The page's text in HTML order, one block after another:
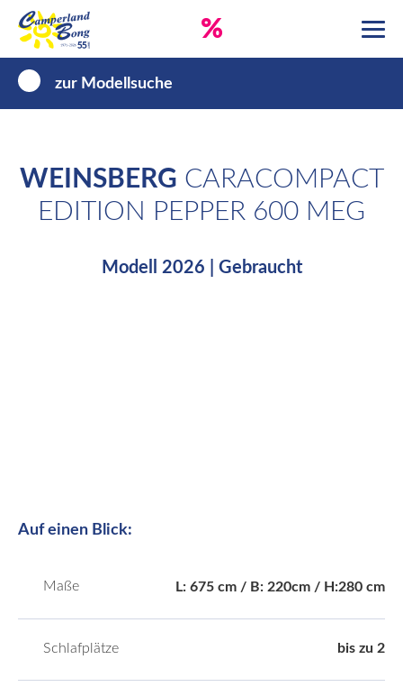
%
zur Modellsuche
WEINSBERG CARACOMPACT
EDITION PEPPER 600 MEG
Modell 2026 | Gebraucht
Auf einen Blick:
Maße L: 675 cm / B: 220cm / H:280 cm
Schlafplätze bis zu 2